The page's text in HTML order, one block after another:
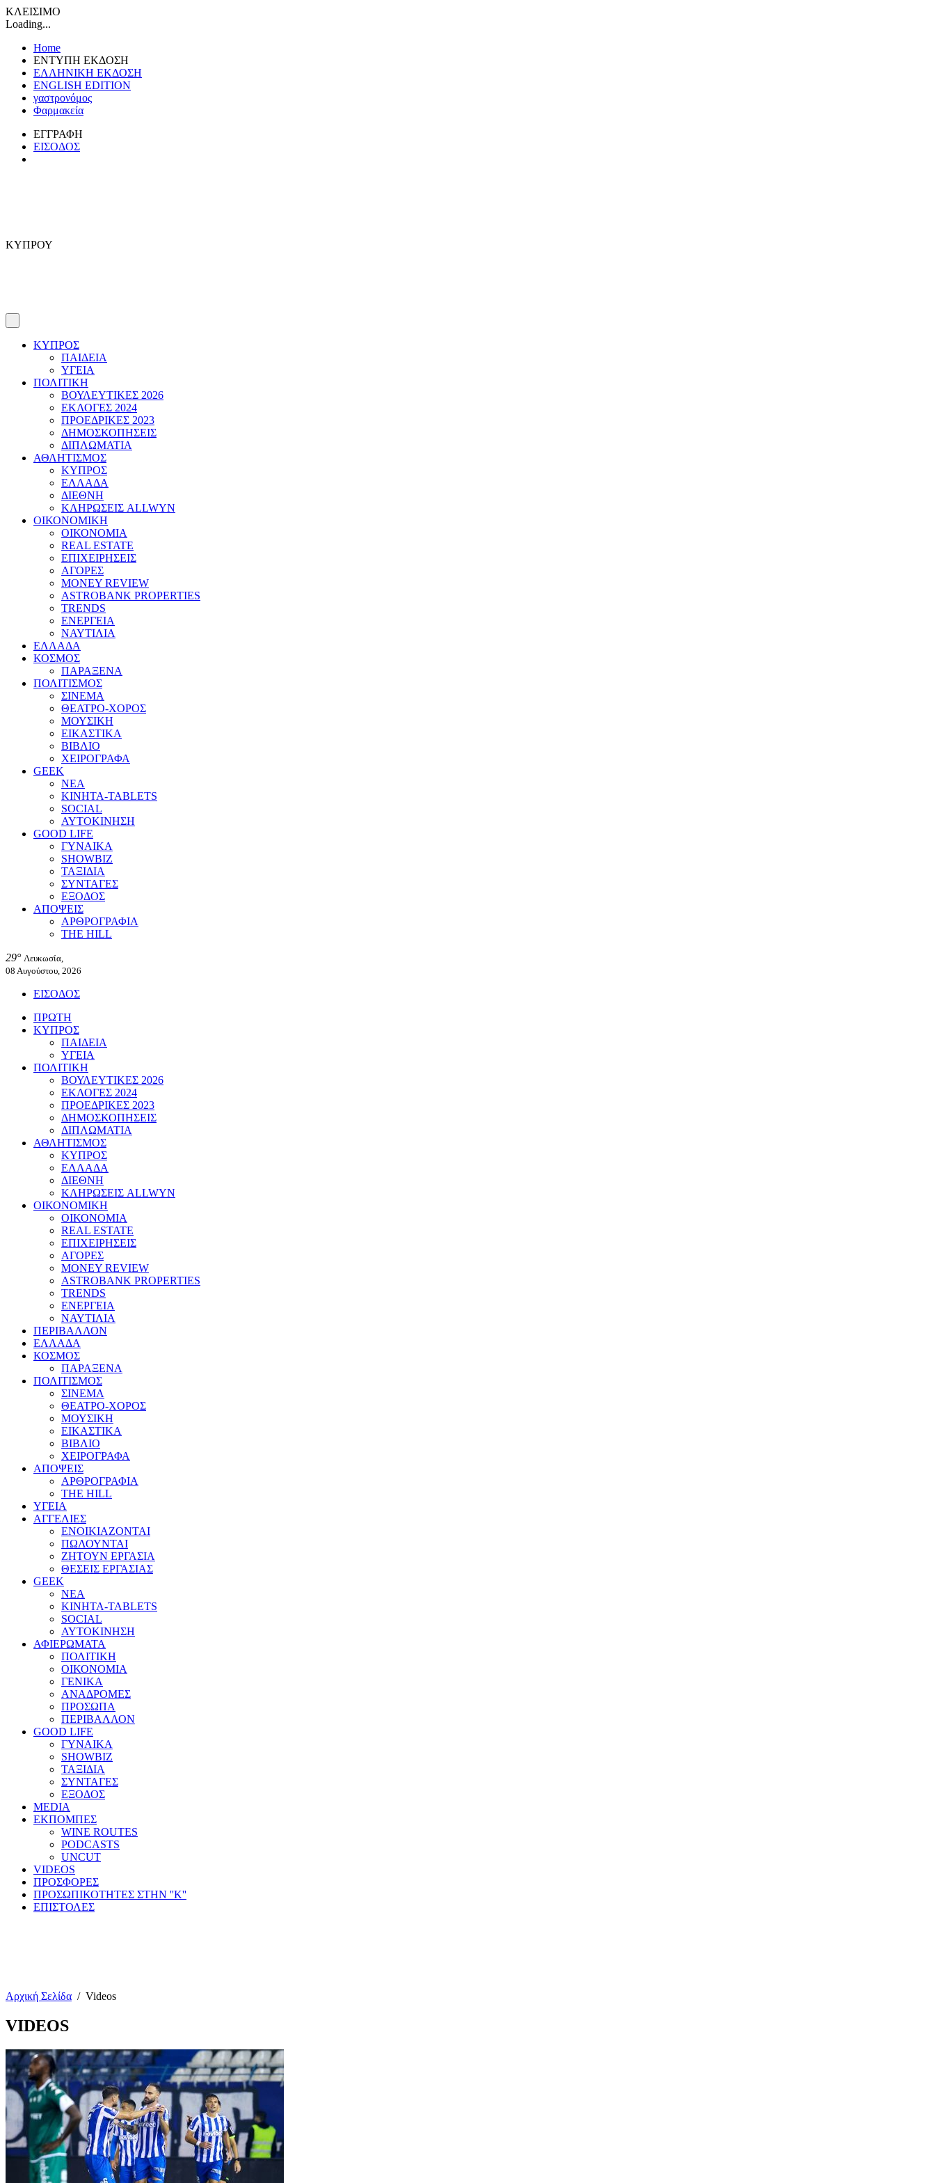
ΚΛΕΙΣΙΜΟ
Loading...
Home
ΕΝΤΥΠΗ ΕΚΔΟΣΗ
ΕΛΛΗΝΙΚΗ ΕΚΔΟΣΗ
ENGLISH EDITION
γαστρονόμος
Φαρμακεία
ΕΓΓΡΑΦΗ
ΕΙΣΟΔΟΣ
ΚΥΠΡΟΥ
ΚΥΠΡΟΣ
ΠΑΙΔΕΙΑ
ΥΓΕΙΑ
ΠΟΛΙΤΙΚΗ
ΒΟΥΛΕΥΤΙΚΕΣ 2026
ΕΚΛΟΓΕΣ 2024
ΠΡΟΕΔΡΙΚΕΣ 2023
ΔΗΜΟΣΚΟΠΗΣΕΙΣ
ΔΙΠΛΩΜΑΤΙΑ
ΑΘΛΗΤΙΣΜΟΣ
ΚΥΠΡΟΣ
ΕΛΛΑΔΑ
ΔΙΕΘΝΗ
ΚΛΗΡΩΣΕΙΣ ALLWYN
ΟΙΚΟΝΟΜΙΚΗ
ΟΙΚΟΝΟΜΙΑ
REAL ESTATE
ΕΠΙΧΕΙΡΗΣΕΙΣ
ΑΓΟΡΕΣ
MONEY REVIEW
ASTROBANK PROPERTIES
TRENDS
ΕΝΕΡΓΕΙΑ
ΝΑΥΤΙΛΙΑ
ΕΛΛΑΔΑ
ΚΟΣΜΟΣ
ΠΑΡΑΞΕΝΑ
ΠΟΛΙΤΙΣΜΟΣ
ΣΙΝΕΜΑ
ΘΕΑΤΡΟ-ΧΟΡΟΣ
ΜΟΥΣΙΚΗ
ΕΙΚΑΣΤΙΚΑ
ΒΙΒΛΙΟ
ΧΕΙΡΟΓΡΑΦΑ
GEEK
ΝΕΑ
ΚΙΝΗΤΑ-TABLETS
SOCIAL
ΑΥΤΟΚΙΝΗΣΗ
GOOD LIFE
ΓΥΝΑΙΚΑ
SHOWBIZ
ΤΑΞΙΔΙΑ
ΣΥΝΤΑΓΕΣ
ΕΞΟΔΟΣ
ΑΠΟΨΕΙΣ
ΑΡΘΡΟΓΡΑΦΙΑ
THE HILL
29° Λευκωσία,
08 Αυγούστου, 2026
ΕΙΣΟΔΟΣ
ΠΡΩΤΗ
ΚΥΠΡΟΣ
ΠΑΙΔΕΙΑ
ΥΓΕΙΑ
ΠΟΛΙΤΙΚΗ
ΒΟΥΛΕΥΤΙΚΕΣ 2026
ΕΚΛΟΓΕΣ 2024
ΠΡΟΕΔΡΙΚΕΣ 2023
ΔΗΜΟΣΚΟΠΗΣΕΙΣ
ΔΙΠΛΩΜΑΤΙΑ
ΑΘΛΗΤΙΣΜΟΣ
ΚΥΠΡΟΣ
ΕΛΛΑΔΑ
ΔΙΕΘΝΗ
ΚΛΗΡΩΣΕΙΣ ALLWYN
ΟΙΚΟΝΟΜΙΚΗ
ΟΙΚΟΝΟΜΙΑ
REAL ESTATE
ΕΠΙΧΕΙΡΗΣΕΙΣ
ΑΓΟΡΕΣ
MONEY REVIEW
ASTROBANK PROPERTIES
TRENDS
ΕΝΕΡΓΕΙΑ
ΝΑΥΤΙΛΙΑ
ΠΕΡΙΒΑΛΛΟΝ
ΕΛΛΑΔΑ
ΚΟΣΜΟΣ
ΠΑΡΑΞΕΝΑ
ΠΟΛΙΤΙΣΜΟΣ
ΣΙΝΕΜΑ
ΘΕΑΤΡΟ-ΧΟΡΟΣ
ΜΟΥΣΙΚΗ
ΕΙΚΑΣΤΙΚΑ
ΒΙΒΛΙΟ
ΧΕΙΡΟΓΡΑΦΑ
ΑΠΟΨΕΙΣ
ΑΡΘΡΟΓΡΑΦΙΑ
THE HILL
ΥΓΕΙΑ
ΑΓΓΕΛΙΕΣ
ΕΝΟΙΚΙΑΖΟΝΤΑΙ
ΠΩΛΟΥΝΤΑΙ
ΖΗΤΟΥΝ ΕΡΓΑΣΙΑ
ΘΕΣΕΙΣ ΕΡΓΑΣΙΑΣ
GEEK
ΝΕΑ
ΚΙΝΗΤΑ-TABLETS
SOCIAL
ΑΥΤΟΚΙΝΗΣΗ
ΑΦΙΕΡΩΜΑΤΑ
ΠΟΛΙΤΙΚΗ
ΟΙΚΟΝΟΜΙΑ
ΓΕΝΙΚΑ
ΑΝΑΔΡΟΜΕΣ
ΠΡΟΣΩΠΑ
ΠΕΡΙΒΑΛΛΟΝ
GOOD LIFE
ΓΥΝΑΙΚΑ
SHOWBIZ
ΤΑΞΙΔΙΑ
ΣΥΝΤΑΓΕΣ
ΕΞΟΔΟΣ
MEDIA
ΕΚΠΟΜΠΕΣ
WINE ROUTES
PODCASTS
UNCUT
VIDEOS
ΠΡΟΣΦΟΡΕΣ
ΠΡΟΣΩΠΙΚΟΤΗΤΕΣ ΣΤΗΝ ''Κ''
ΕΠΙΣΤΟΛΕΣ
Αρχική Σελίδα / Videos
VIDEOS